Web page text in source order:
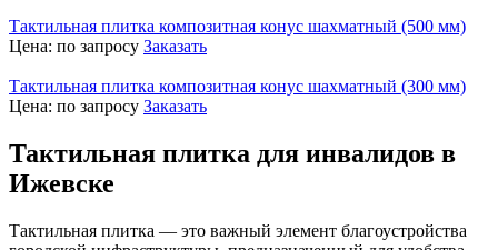
Тактильная плитка композитная конус шахматный (500 мм)
Цена: по запросу Заказать
Тактильная плитка композитная конус шахматный (300 мм)
Цена: по запросу Заказать
Тактильная плитка для инвалидов в
Ижевске
Тактильная плитка — это важный элемент благоустройства